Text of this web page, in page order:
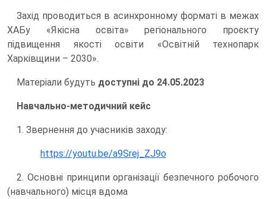
Захід проводиться в асинхронному форматі в межах
ХАБу «Якісна освіта» регіонального проєкту
підвищення якості освіти «Освітній технопарк
Харківщини – 2030».
Матеріали будуть доступні до 24.05.2023
Навчально-методичний кейс
1. Звернення до учасників заходу:
https://youtu.be/a9Srej_ZJ9o
2. Основні принципи організації безпечного робочого
(навчального) місця вдома